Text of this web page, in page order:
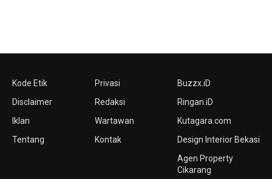
Kode Etik
Disclaimer
Iklan
Tentang
Privasi
Redaksi
Wartawan
Kontak
Buzzx.iD
Ringan.iD
Kutagara.com
Design Interior Bekasi
Agen Property
Cikarang